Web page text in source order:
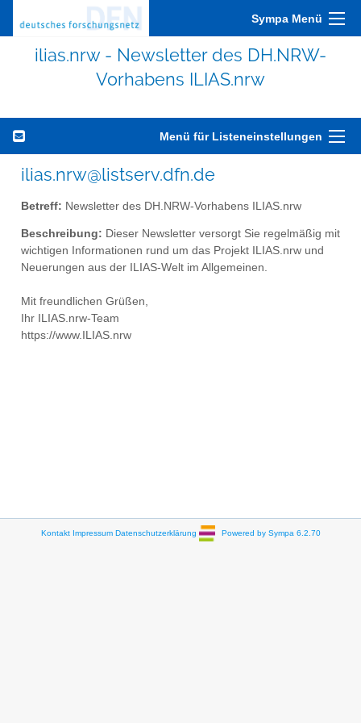
Sympa Menü
ilias.nrw - Newsletter des DH.NRW-
Vorhabens ILIAS.nrw
Menü für Listeneinstellungen
ilias.nrw@listserv.dfn.de
Betreff: Newsletter des DH.NRW-Vorhabens ILIAS.nrw
Beschreibung: Dieser Newsletter versorgt Sie regelmäßig mit
wichtigen Informationen rund um das Projekt ILIAS.nrw und
Neuerungen aus der ILIAS-Welt im Allgemeinen.
Mit freundlichen Grüßen,
Ihr ILIAS.nrw-Team
https://www.ILIAS.nrw
Kontakt Impressum Datenschutzerklärung Powered by Sympa 6.2.70